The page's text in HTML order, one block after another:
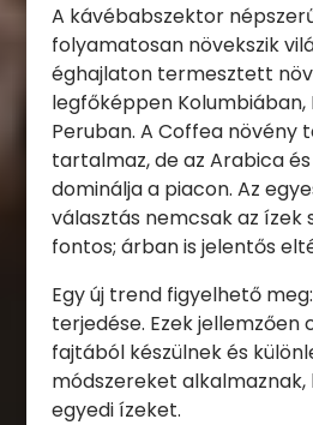
A kávébabszektor
folyamatosan növekszik
éghajlaton termesztett
legfőképpen Kolumbiában,
Peruban. A Coffea növény
tartalmaz, de az Arabica
dominálja a piacon. Az
választás nemcsak az ízek
fontos; árban is jelentős
Egy új trend figyelhető
terjedése. Ezek jellemzően
fajtából készülnek és
módszereket alkalmaznak,
egyedi ízeket.